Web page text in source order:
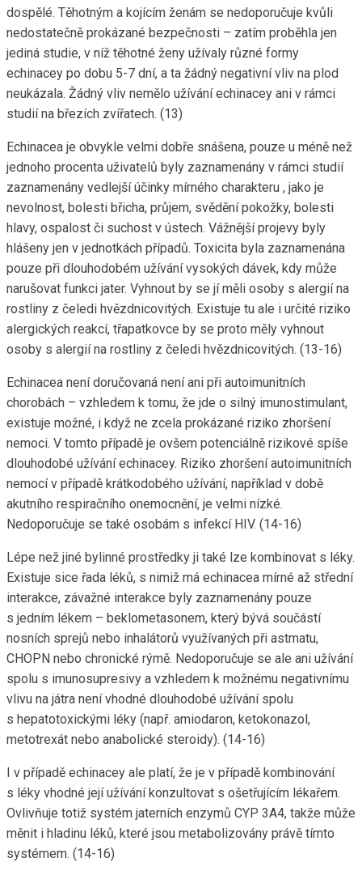
dospělé. Těhotným a kojícím ženám se nedoporučuje kvůli
nedostatečně prokázané bezpečnosti – zatím proběhla jen
jediná studie, v níž těhotné ženy užívaly různé formy
echinacey po dobu 5-7 dní, a ta žádný negativní vliv na plod
neukázala. Žádný vliv nemělo užívání echinacey ani v rámci
studií na březích zvířatech. (13)
Echinacea je obvykle velmi dobře snášena, pouze u méně než
jednoho procenta uživatelů byly zaznamenány v rámci studií
zaznamenány vedlejší účinky mírného charakteru , jako je
nevolnost, bolesti břicha, průjem, svědění pokožky, bolesti
hlavy, ospalost či suchost v ústech. Vážnější projevy byly
hlášeny jen v jednotkách případů. Toxicita byla zaznamenána
pouze při dlouhodobém užívání vysokých dávek, kdy může
narušovat funkci jater. Vyhnout by se jí měli osoby s alergií na
rostliny z čeledi hvězdnicovitých. Existuje tu ale i určité riziko
alergických reakcí, třapatkovce by se proto měly vyhnout
osoby s alergií na rostliny z čeledi hvězdnicovitých. (13-16)
Echinacea není doručovaná není ani při autoimunitních
chorobách – vzhledem k tomu, že jde o silný imunostimulant,
existuje možné, i když ne zcela prokázané riziko zhoršení
nemoci. V tomto případě je ovšem potenciálně rizikové spíše
dlouhodobé užívání echinacey. Riziko zhoršení autoimunitních
nemocí v případě krátkodobého užívání, například v době
akutního respiračního onemocnění, je velmi nízké.
Nedoporučuje se také osobám s infekcí HIV. (14-16)
Lépe než jiné bylinné prostředky ji také lze kombinovat s léky.
Existuje sice řada léků, s nimiž má echinacea mírné až střední
interakce, závažné interakce byly zaznamenány pouze
s jedním lékem – beklometasonem, který bývá součástí
nosních sprejů nebo inhalátorů využívaných při astmatu,
CHOPN nebo chronické rýmě. Nedoporučuje se ale ani užívání
spolu s imunosupresivy a vzhledem k možnému negativnímu
vlivu na játra není vhodné dlouhodobé užívání spolu
s hepatotoxickými léky (např. amiodaron, ketokonazol,
metotrexát nebo anabolické steroidy). (14-16)
I v případě echinacey ale platí, že je v případě kombinování
s léky vhodné její užívání konzultovat s ošetřujícím lékařem.
Ovlivňuje totiž systém jaterních enzymů CYP 3A4, takže může
měnit i hladinu léků, které jsou metabolizovány právě tímto
systémem. (14-16)